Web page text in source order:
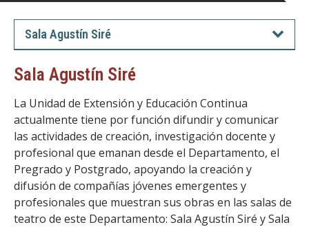
CARRERAS
POSTGRADO
EXTENSIÓN
CREACIÓNE INVESTIGACIÓN
BIBLIOTECA
DEPARTAMENTOS
FACULTAD
Sala Agustín Siré
Sala Agustín Siré
La Unidad de Extensión y Educación Continua
actualmente tiene por función difundir y comunicar
las actividades de creación, investigación docente y
profesional que emanan desde el Departamento, el
Pregrado y Postgrado, apoyando la creación y
difusión de compañías jóvenes emergentes y
profesionales que muestran sus obras en las salas de
teatro de este Departamento: Sala Agustín Siré y Sala